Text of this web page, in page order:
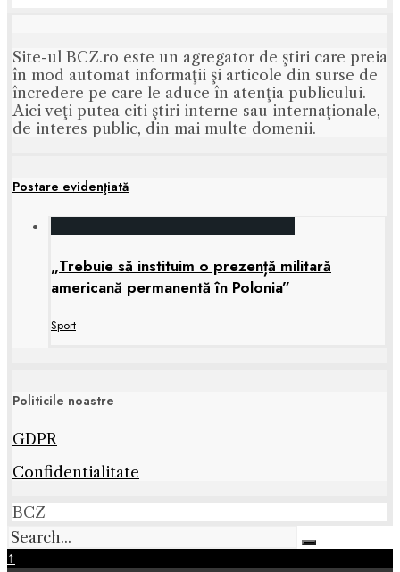
Site-ul BCZ.ro este un agregator de ştiri care preia
în mod automat informaţii şi articole din surse de
încredere pe care le aduce în atenţia publicului.
Aici veţi putea citi ştiri interne sau internaţionale,
de interes public, din mai multe domenii.
Postare evidenţiată
„Trebuie să instituim o prezență militară
americană permanentă în Polonia”
Sport
Politicile noastre
GDPR
Confidentialitate
BCZ
↑